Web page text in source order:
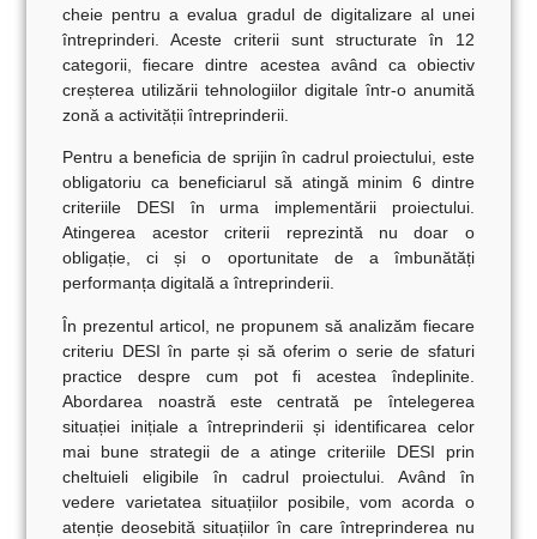
cheie pentru a evalua gradul de digitalizare al unei
întreprinderi. Aceste criterii sunt structurate în 12
categorii, fiecare dintre acestea având ca obiectiv
creșterea utilizării tehnologiilor digitale într-o anumită
zonă a activității întreprinderii.
Pentru a beneficia de sprijin în cadrul proiectului, este
obligatoriu ca beneficiarul să atingă minim 6 dintre
criteriile DESI în urma implementării proiectului.
Atingerea acestor criterii reprezintă nu doar o
obligație, ci și o oportunitate de a îmbunătăți
performanța digitală a întreprinderii.
În prezentul articol, ne propunem să analizăm fiecare
criteriu DESI în parte și să oferim o serie de sfaturi
practice despre cum pot fi acestea îndeplinite.
Abordarea noastră este centrată pe întelegerea
situației inițiale a întreprinderii și identificarea celor
mai bune strategii de a atinge criteriile DESI prin
cheltuieli eligibile în cadrul proiectului. Având în
vedere varietatea situațiilor posibile, vom acorda o
atenție deosebită situațiilor în care întreprinderea nu